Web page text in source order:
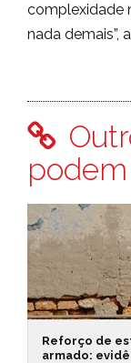
complexidade
nada demais”,
Reforço de
armado: